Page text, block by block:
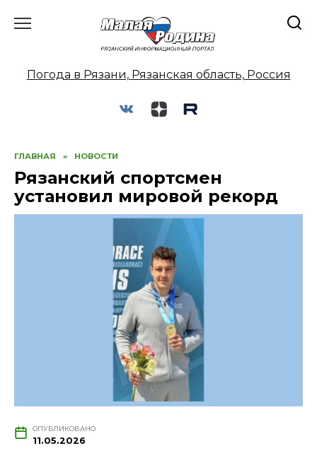
Погода в Рязани, Рязанская область, Россия
ГЛАВНАЯ » НОВОСТИ
Рязанский спортсмен
установил мировой рекорд
ОПУБЛИКОВАНО
11.05.2026